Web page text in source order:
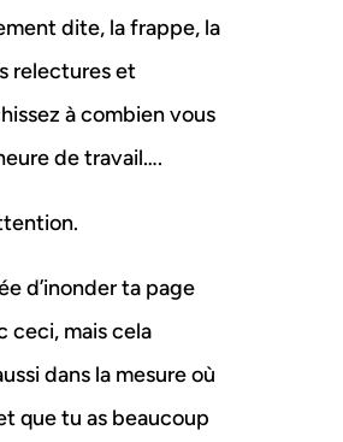
dite, la frappe, la
relectures et
à combien vous
de travail….
d’inonder ta page
ceci, mais cela
dans la mesure où
que tu as beaucoup